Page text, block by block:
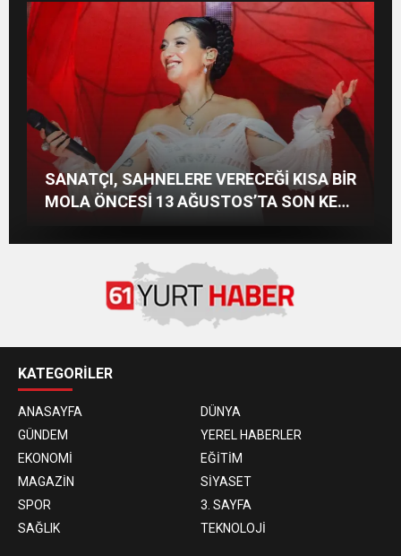
Başka Resort’ta Unutulmaz Gece Özülkü
Çifti Bodrum’u Büyüledi
SANATÇI, SAHNELERE VERECEĞİ KISA BİR
MOLA ÖNCESİ 13 AĞUSTOS’TA SON KEZ
HARBİYE’DE OLACAK!
SAHNELERİN ALBÜMSÜZ ASSOLİSTİ
GÖZDE DEMİRBİLEK, NR1 MAGAZİN’DE:
“SON ASSOLİST OLARAK VAR
OLACAĞIM!”
Demet Akalın, Sefo ve LVBEL C5 Bodrum’u
Salladı
KATEGORİLER
ANASAYFA
DÜNYA
GÜNDEM
YEREL HABERLER
EKONOMİ
EĞİTİM
MAGAZİN
SİYASET
SPOR
3. SAYFA
SAĞLIK
TEKNOLOJİ